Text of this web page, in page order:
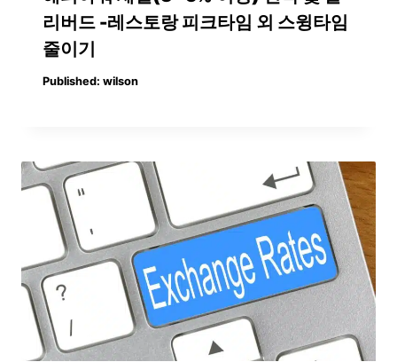
리버드 -레스토랑 피크타임 외 스윙타임
줄이기
Published: wilson